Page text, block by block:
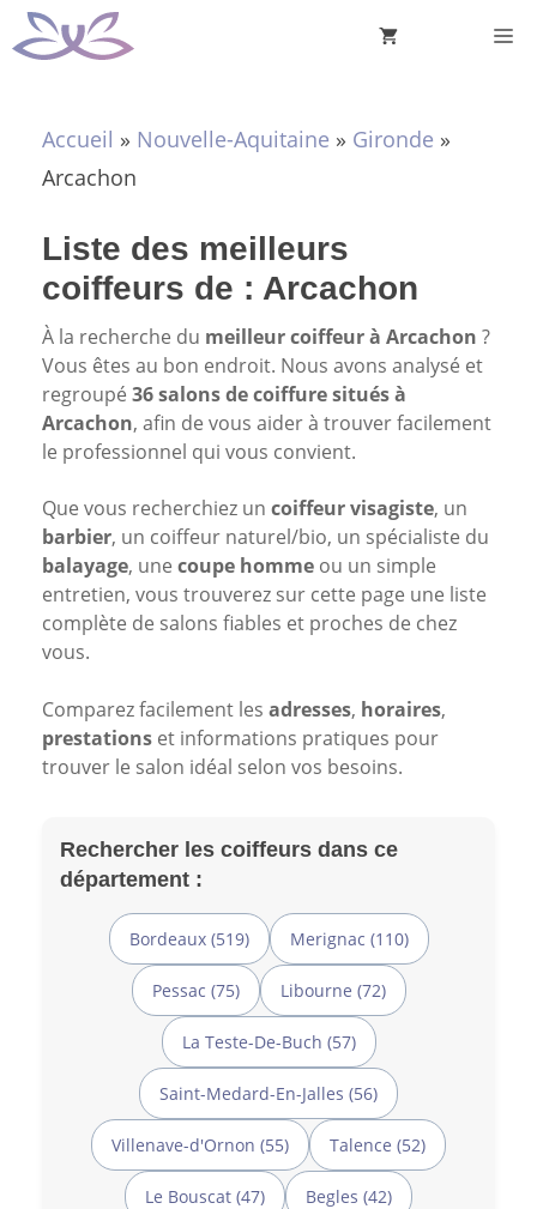
Aller
au
Accueil » Nouvelle-Aquitaine » Gironde »
Arcachon
Liste des meilleurs
coiffeurs de : Arcachon
À la recherche du meilleur coiffeur à Arcachon ?
Vous êtes au bon endroit. Nous avons analysé et
regroupé 36 salons de coiffure situés à
Arcachon, afin de vous aider à trouver facilement
le professionnel qui vous convient.
Que vous recherchiez un coiffeur visagiste, un
barbier, un coiffeur naturel/bio, un spécialiste du
balayage, une coupe homme ou un simple
entretien, vous trouverez sur cette page une liste
complète de salons fiables et proches de chez
vous.
Comparez facilement les adresses, horaires,
prestations et informations pratiques pour
trouver le salon idéal selon vos besoins.
Rechercher les coiffeurs dans ce
département :
Bordeaux (519) Merignac (110)
Pessac (75) Libourne (72)
La Teste-De-Buch (57)
Saint-Medard-En-Jalles (56)
Villenave-d'Ornon (55) Talence (52)
Le Bouscat (47) Begles (42)